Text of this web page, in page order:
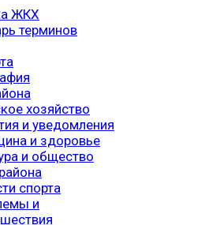
ЖКХ
терминов
хозяйство
и уведомления
и здоровье
и общество
спорта
и